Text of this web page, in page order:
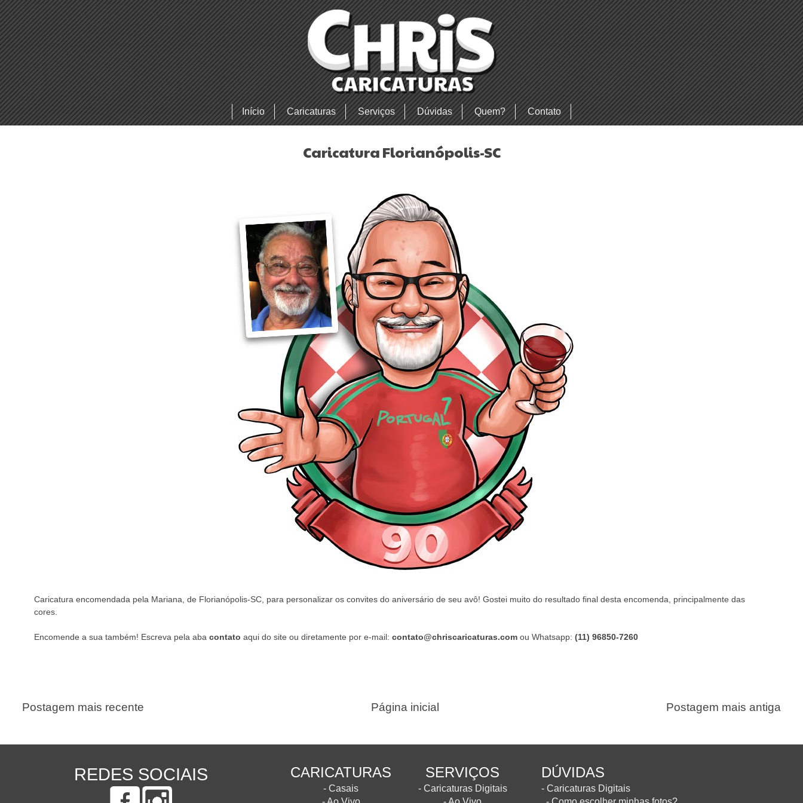
Início Caricaturas Serviços Dúvidas Quem? Contato
Caricatura Florianópolis-SC
Caricatura encomendada pela Mariana, de Florianópolis-SC, para personalizar os convites do aniversário de seu avô! Gostei muito do resultado final desta encomenda, principalmente das
cores.
Encomende a sua também! Escreva pela aba contato aqui do site ou diretamente por e-mail: contato@chriscaricaturas.com ou Whatsapp: (11) 96850-7260
Postagem mais recente Postagem mais antiga
Página inicial
REDES SOCIAIS CARICATURAS
- Casais
SERVIÇOS
- Caricaturas Digitais
DÚVIDAS
- Caricaturas Digitais